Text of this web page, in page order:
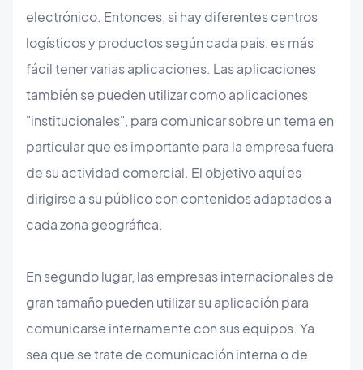
electrónico. Entonces, si hay diferentes centros
logísticos y productos según cada país, es más
fácil tener varias aplicaciones. Las aplicaciones
también se pueden utilizar como aplicaciones
"institucionales", para comunicar sobre un tema en
particular que es importante para la empresa fuera
de su actividad comercial. El objetivo aquí es
dirigirse a su público con contenidos adaptados a
cada zona geográfica.
En segundo lugar, las empresas internacionales de
gran tamaño pueden utilizar su aplicación para
comunicarse internamente con sus equipos. Ya
sea que se trate de comunicación interna o de